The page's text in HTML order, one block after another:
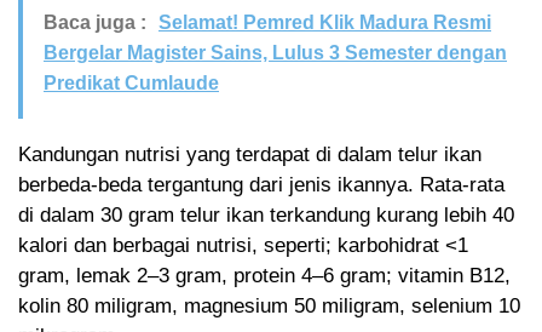
Baca juga :
Selamat! Pemred Klik Madura Resmi
Bergelar Magister Sains, Lulus 3 Semester dengan
Predikat Cumlaude
Kandungan nutrisi yang terdapat di dalam telur ikan
berbeda-beda tergantung dari jenis ikannya. Rata-rata
di dalam 30 gram telur ikan terkandung kurang lebih 40
kalori dan berbagai nutrisi, seperti; karbohidrat <1
gram, lemak 2–3 gram, protein 4–6 gram; vitamin B12,
kolin 80 miligram, magnesium 50 miligram, selenium 10